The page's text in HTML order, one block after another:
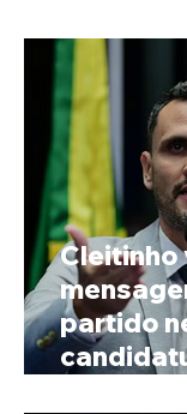
Cleitinho
partido